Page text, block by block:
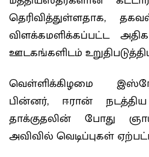
தெரிவித்துள்ளதாக,
விளக்கமளிக்கப்பட்ட
ஊடகங்களிடம்
வெள்ளிக்கிழமை
பின்னர், ஈரான்
தாக்குதலின் போது
அவிவில் வெடிப்புகள்